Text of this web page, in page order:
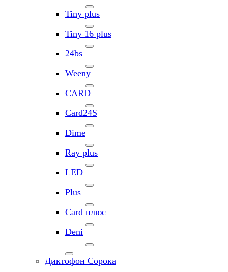
Tiny plus
Tiny 16 plus
24bs
Weeny
CARD
Card24S
Dime
Ray plus
LED
Plus
Card плюс
Deni
Диктофон Сорока